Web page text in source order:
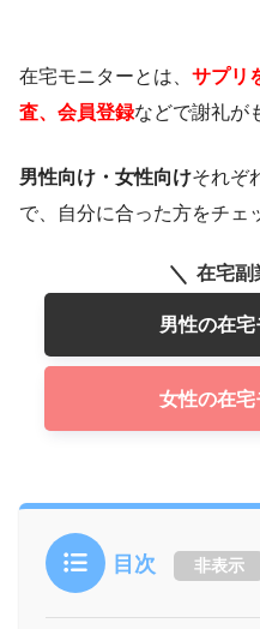
在宅モニターとは、 サプリ
査、会員登録などで謝礼が
男性向け・女性向けそれぞ
で、自分に合った方をチェ
在宅副
男性の在
女性の在
目次 非表示